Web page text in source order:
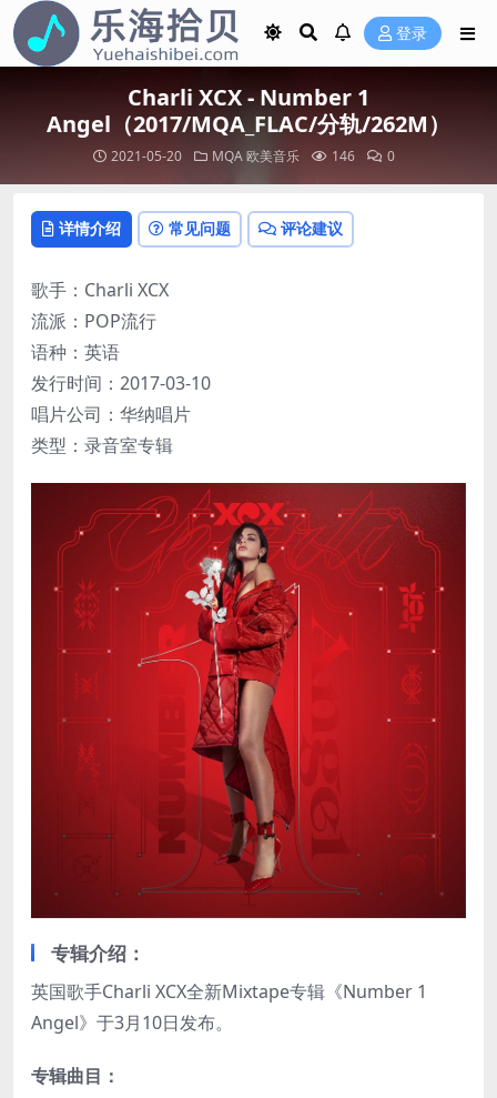
登录
Charli XCX - Number 1
Angel（2017/MQA_FLAC/分轨/262M）
2021-05-20 MQA欧美音乐 146 0
详情介绍 常见问题 评论建议
歌手：Charli XCX
流派：POP流行
语种：英语
发行时间：2017-03-10
唱片公司：华纳唱片
类型：录音室专辑
专辑介绍：
英国歌手Charli XCX全新Mixtape专辑《Number 1
Angel》于3月10日发布。
专辑曲目：